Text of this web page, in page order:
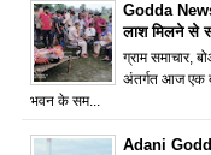
Godda
लाश मिलने से
ग्राम समाचार,
अंतर्गत आज एक
भवन के सम...
Adani